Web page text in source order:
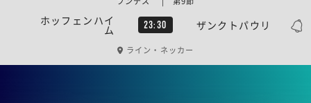
ホッフェンハイ
ム 23:30 ザンクトパウリ
ライン・ネッカー